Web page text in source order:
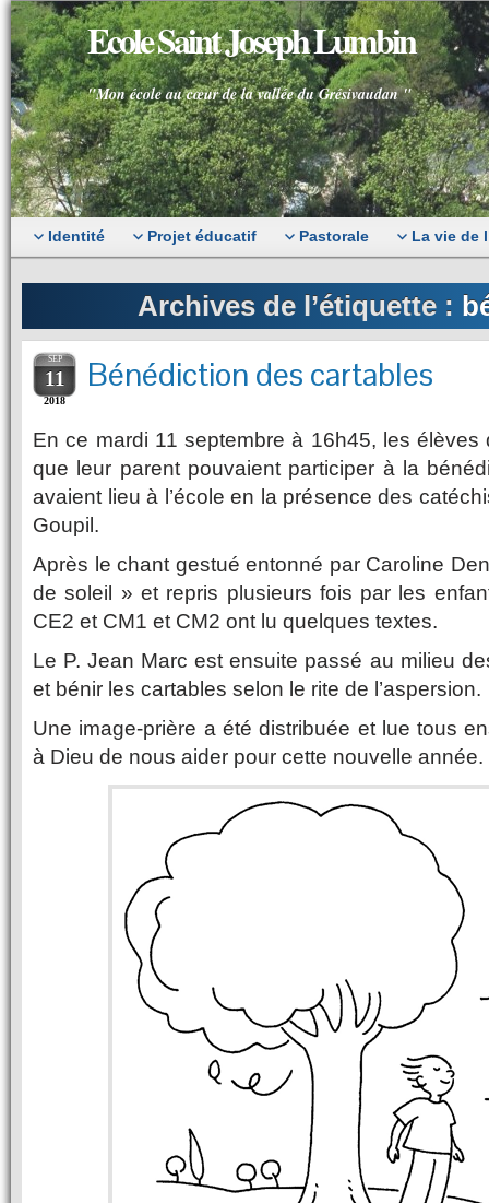
Ecole Saint Joseph Lumbin
"Mon école au cœur de la vallée du Grésivaudan "
Identité Projet éducatif Pastorale La vie de
Archives de l’étiquette :
SEP
11
2018
Bénédiction des cartables
En ce mardi 11 septembre à 16h45, les élèves
que leur parent pouvaient participer à la
avaient lieu à l’école en la présence des
Goupil.
Après le chant gestué entonné par Caroline
de soleil » et repris plusieurs fois par les
CE2 et CM1 et CM2 ont lu quelques textes.
Le P. Jean Marc est ensuite passé au milieu
et bénir les cartables selon le rite de l’aspersion.
Une image-prière a été distribuée et lue tous
à Dieu de nous aider pour cette nouvelle année.